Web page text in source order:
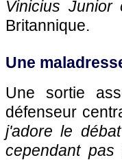
Vinicius
Britannique.
Une
Une sortie
défenseur
j'adore le
cependant